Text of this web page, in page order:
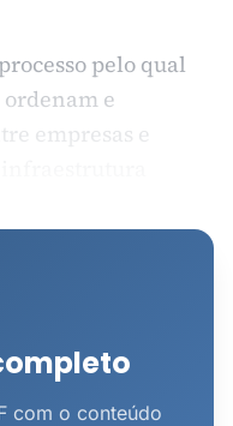
pelo qual
e
empresas e
e sistemas
neutros de
transformam a
vieses
com o conteúdo